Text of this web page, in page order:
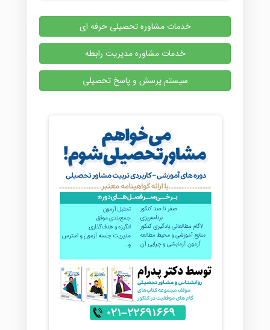
خدمات مشاوره تحصیلی حرفه ای
خدمات مشاوره مدیریت رابطه
سیستم پرسش و پاسخ تحصیلی